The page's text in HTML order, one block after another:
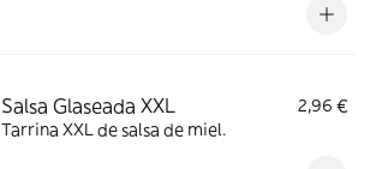
Salsa Glaseada XXL
2,96 €
Tarrina XXL de salsa de miel.